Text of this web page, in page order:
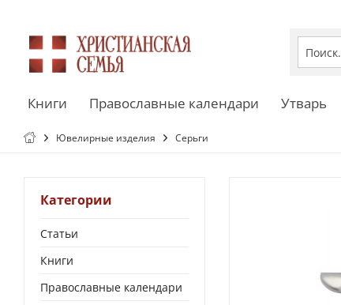
Книги Православные календари Утварь
Ювелирные изделия Серьги
Категории
Статьи
Книги
Православные календари